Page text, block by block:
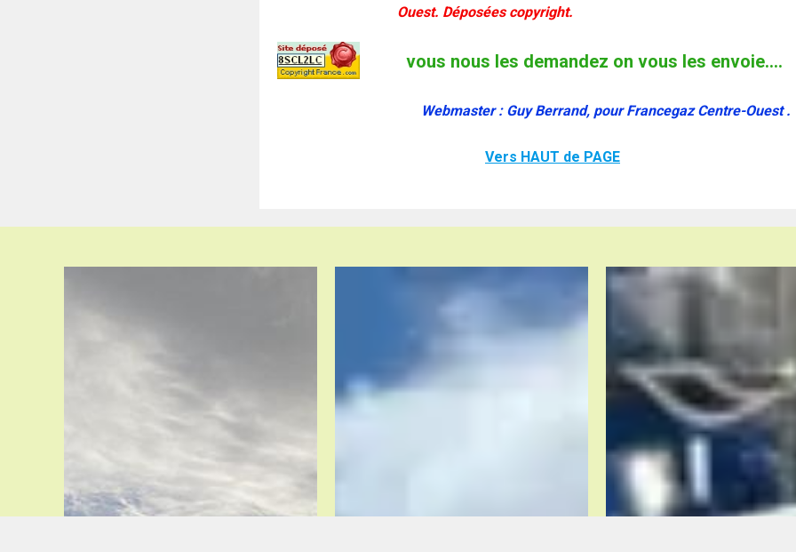
Ouest. Déposées copyright.
vous nous les demandez on vous les envoie….
Webmaster : Guy Berrand, pour Francegaz Centre-Ouest .
Vers HAUT de PAGE